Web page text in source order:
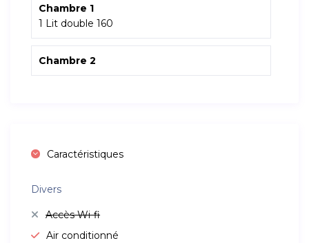
Chambre 1
1 Lit double 160
Chambre 2
Caractéristiques
Divers
Accès Wi-fi
Air conditionné